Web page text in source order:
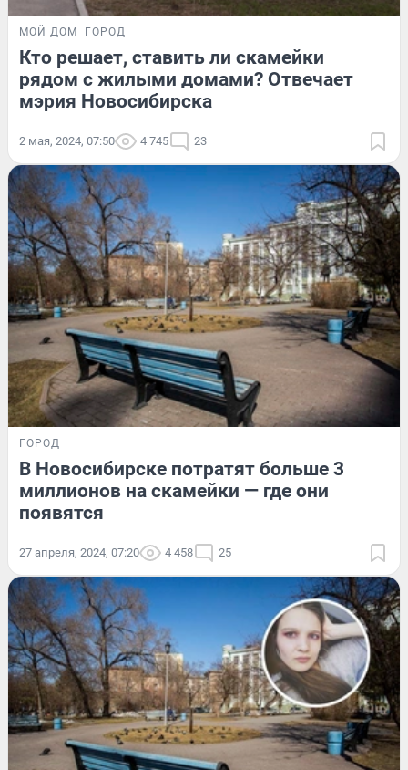
МОЙ ДОМ ГОРОД
Кто решает, ставить ли скамейки
рядом с жилыми домами? Отвечает
мэрия Новосибирска
2 мая, 2024, 07:50 4 745 23
ГОРОД
В Новосибирске потратят больше 3
миллионов на скамейки — где они
появятся
27 апреля, 2024, 07:20 4 458 25